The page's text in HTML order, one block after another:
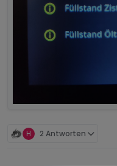
H 2 Antworten